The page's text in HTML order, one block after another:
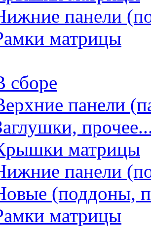
панели
матрицы
сборе
панели
матрицы
панели
(поддоны,
матрицы